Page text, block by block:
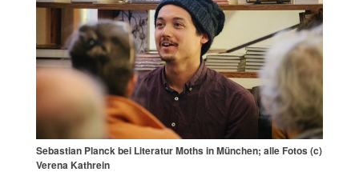
Sebastian Planck bei Literatur Moths in München; alle Fotos (c)
Verena Kathrein